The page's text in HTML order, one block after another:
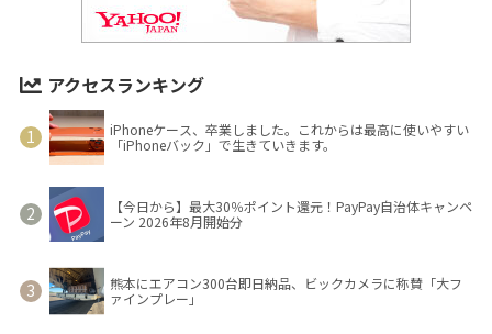
アクセスランキング
iPhoneケース、卒業しました。これからは最高に使いやすい
「iPhoneバック」で生きていきます。
【今日から】最大30％ポイント還元！PayPay自治体キャンペ
ーン 2026年8月開始分
熊本にエアコン300台即日納品、ビックカメラに称賛「大フ
ァインプレー」